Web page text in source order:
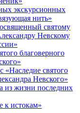
экскурсионных
нить»
святому
Невскому
благоверного
«Наследие святого
Невского»
из жизни последних
к истокам»